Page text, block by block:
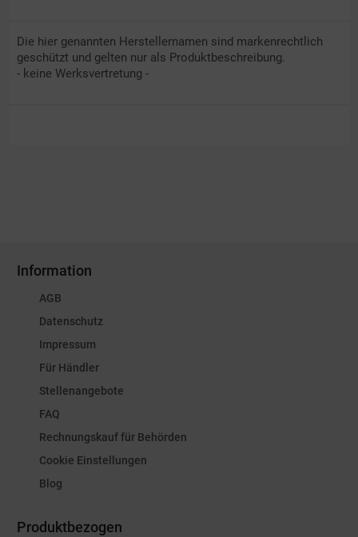
Die hier genannten Herstellernamen sind markenrechtlich
geschützt und gelten nur als Produktbeschreibung.
- keine Werksvertretung -
Information
AGB
Datenschutz
Impressum
Für Händler
Stellenangebote
FAQ
Rechnungskauf für Behörden
Cookie Einstellungen
Blog
Produktbezogen